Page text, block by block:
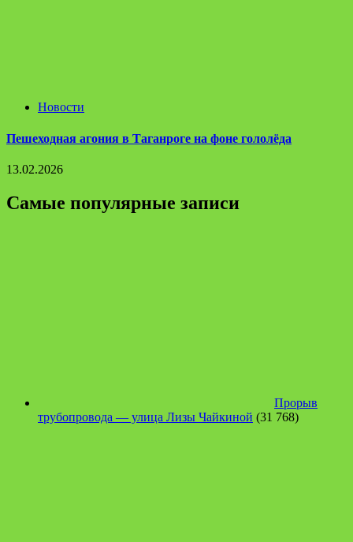
Новости
Пешеходная агония в Таганроге на фоне гололёда
13.02.2026
Самые популярные записи
Прорыв
трубопровода — улица Лизы Чайкиной (31 768)